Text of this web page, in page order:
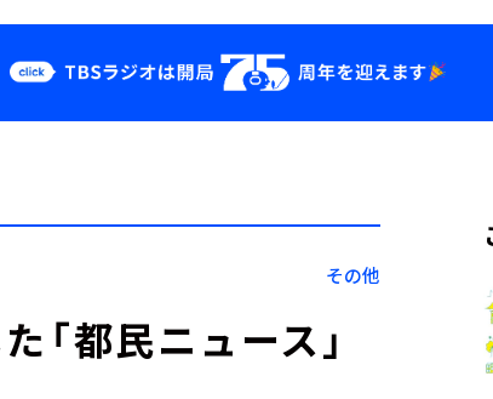
YouTube
その他
「都民ニュース」